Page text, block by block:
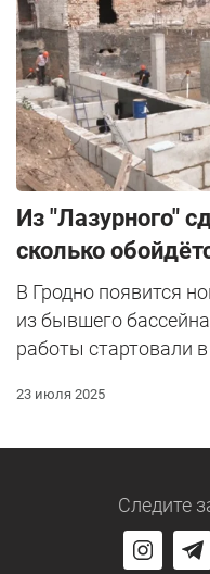
Из "Лазурного"
сколько
В Гродно появится
из бывшего
работы стартовали
23 июля 2025
Следите